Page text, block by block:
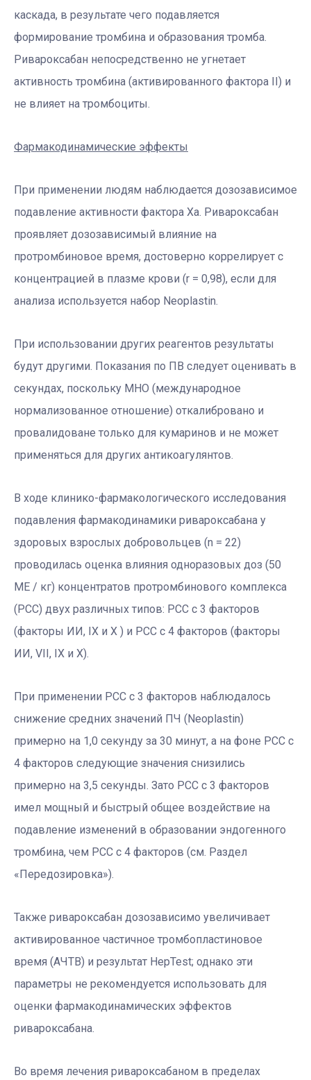
каскада, в результате чего подавляется
формирование тромбина и образования тромба.
Ривароксабан непосредственно не угнетает
активность тромбина (активированного фактора II) и
не влияет на тромбоциты.
Фармакодинамические эффекты
При применении людям наблюдается дозозависимое
подавление активности фактора Ха. Ривароксабан
проявляет дозозависимый влияние на
протромбиновое время, достоверно коррелирует с
концентрацией в плазме крови (r = 0,98), если для
анализа используется набор Neoplastin.
При использовании других реагентов результаты
будут другими. Показания по ПВ следует оценивать в
секундах, поскольку МНО (международное
нормализованное отношение) откалибровано и
провалидоване только для кумаринов и не может
применяться для других антикоагулянтов.
В ходе клинико-фармакологического исследования
подавления фармакодинамики ривароксабана у
здоровых взрослых добровольцев (n = 22)
проводилась оценка влияния одноразовых доз (50
МЕ / кг) концентратов протромбинового комплекса
(РСС) двух различных типов: РСС с 3 факторов
(факторы ИИ, IX и Х ) и РСС с 4 факторов (факторы
ИИ, VII, IX и X).
При применении РСС с 3 факторов наблюдалось
снижение средних значений ПЧ (Neoplastin)
примерно на 1,0 секунду за 30 минут, а на фоне РСС с
4 факторов следующие значения снизились
примерно на 3,5 секунды. Зато РСС с 3 факторов
имел мощный и быстрый общее воздействие на
подавление изменений в образовании эндогенного
тромбина, чем РСС с 4 факторов (см. Раздел
«Передозировка»).
Также ривароксабан дозозависимо увеличивает
активированное частичное тромбопластиновое
время (АЧТВ) и результат HepTest; однако эти
параметры не рекомендуется использовать для
оценки фармакодинамических эффектов
ривароксабана.
Во время лечения ривароксабаном в пределах